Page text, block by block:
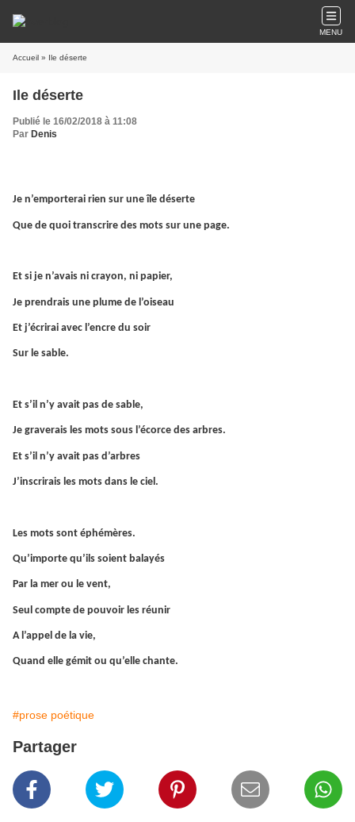
MENU
Accueil » Ile déserte
Ile déserte
Publié le 16/02/2018 à 11:08
Par Denis
Je n’emporterai rien sur une île déserte
Que de quoi transcrire des mots sur une page.
Et si je n’avais ni crayon, ni papier,
Je prendrais une plume de l’oiseau
Et j’écrirai avec l’encre du soir
Sur le sable.
Et s’il n’y avait pas de sable,
Je graverais les mots sous l’écorce des arbres.
Et s’il n’y avait pas d’arbres
J’inscrirais les mots dans le ciel.
Les mots sont éphémères.
Qu’importe qu’ils soient balayés
Par la mer ou le vent,
Seul compte de pouvoir les réunir
A l’appel de la vie,
Quand elle gémit ou qu’elle chante.
#prose poétique
Partager